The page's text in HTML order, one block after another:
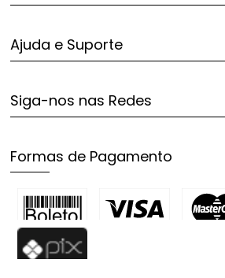
Ajuda e Suporte
Siga-nos nas Redes
Formas de Pagamento